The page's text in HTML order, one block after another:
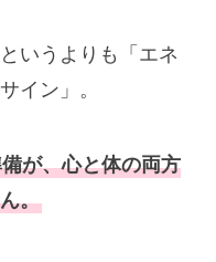
いうよりも「エネ
イン」。
が、心と体の両方
。